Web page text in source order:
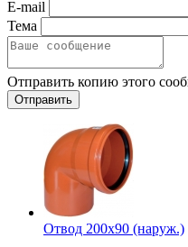
E-mail
Тема
Отправить копию этого
Отвод 200х90 (наруж.)